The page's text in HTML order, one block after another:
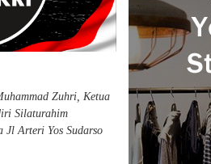
Zuhri, Ketua
Silaturahim
Jl Arteri Yos Sudarso